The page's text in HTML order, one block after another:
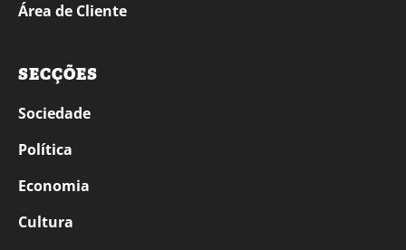
Área de Cliente
SECÇÕES
Sociedade
Política
Economia
Cultura